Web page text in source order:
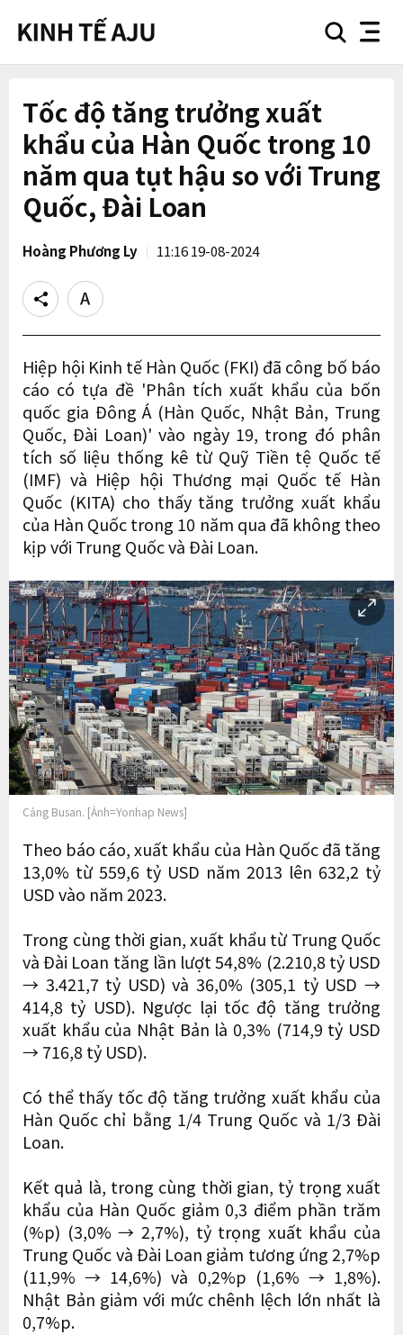
searchnav
Tốc độ tăng trưởng xuất
khẩu của Hàn Quốc trong 10
năm qua tụt hậu so với Trung
Quốc, Đài Loan
Hoàng Phương Ly 11:16 19-08-2024
Share
Text
size
Hiệp hội Kinh tế Hàn Quốc (FKI) đã công bố báo
cáo có tựa đề 'Phân tích xuất khẩu của bốn
quốc gia Đông Á (Hàn Quốc, Nhật Bản, Trung
Quốc, Đài Loan)' vào ngày 19, trong đó phân
tích số liệu thống kê từ Quỹ Tiền tệ Quốc tế
(IMF) và Hiệp hội Thương mại Quốc tế Hàn
Quốc (KITA) cho thấy tăng trưởng xuất khẩu
của Hàn Quốc trong 10 năm qua đã không theo
kịp với Trung Quốc và Đài Loan.
Cảng Busan. [Ảnh=Yonhap News]
Theo báo cáo, xuất khẩu của Hàn Quốc đã tăng
13,0% từ 559,6 tỷ USD năm 2013 lên 632,2 tỷ
USD vào năm 2023.
Trong cùng thời gian, xuất khẩu từ Trung Quốc
và Đài Loan tăng lần lượt 54,8% (2.210,8 tỷ USD
→ 3.421,7 tỷ USD) và 36,0% (305,1 tỷ USD →
414,8 tỷ USD). Ngược lại tốc độ tăng trưởng
xuất khẩu của Nhật Bản là 0,3% (714,9 tỷ USD
→ 716,8 tỷ USD).
Có thể thấy tốc độ tăng trưởng xuất khẩu của
Hàn Quốc chỉ bằng 1/4 Trung Quốc và 1/3 Đài
Loan.
Kết quả là, trong cùng thời gian, tỷ trọng xuất
khẩu của Hàn Quốc giảm 0,3 điểm phần trăm
(%p) (3,0% → 2,7%), tỷ trọng xuất khẩu của
Trung Quốc và Đài Loan giảm tương ứng 2,7%p
(11,9% → 14,6%) và 0,2%p (1,6% → 1,8%).
Nhật Bản giảm với mức chênh lệch lớn nhất là
0,7%p.